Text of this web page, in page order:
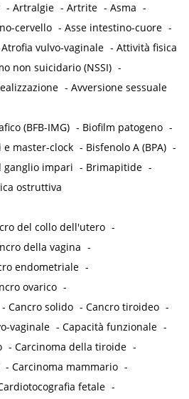
-Artralgie -Artrite -Asma -
cervello -Asse intestino-cuore -
Atrofia vulvo-vaginale -Attività fisica
non suicidario (NSSI) -
-Avversione sessuale
(BFB-IMG) - Biofilm patogeno -
e master-clock - Bisfenolo A (BPA) -
ganglio impari - Brimapitide -
ostruttiva
del collo dell'utero -
della vagina -
endometriale -
ovarico -
-Cancro solido -Cancro tiroideo -
vaginale -Capacità funzionale -
-Carcinoma della tiroide -
-Carcinoma mammario -
fetale -